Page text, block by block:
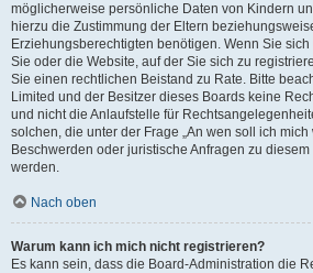
möglicherweise persönliche Daten von Kindern
hierzu die Zustimmung der Eltern
Erziehungsberechtigten benötigen. Wenn Sie
Sie oder die Website, auf der Sie sich zu
Sie einen rechtlichen Beistand zu Rate. Bitte
Limited und der Besitzer dieses Boards keine
und nicht die Anlaufstelle für
solchen, die unter der Frage „An wen soll ich
Beschwerden oder juristische Anfragen zu
werden.
Nach oben
Warum kann ich mich nicht registrieren?
Es kann sein, dass die Board-Administration die